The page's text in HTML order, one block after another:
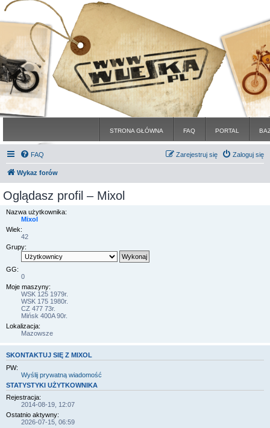
STRONA GŁÓWNA FAQ PORTAL
FAQ Zaloguj się
Zarejestruj się
Wykaz forów
Oglądasz profil – Mixol
Nazwa użytkownika:
Mixol
Wiek:
42
Grupy:
GG:
0
Moje maszyny:
WSK 125 1979r.
WSK 175 1980r.
CZ 477 73r.
Mińsk 400A 90r.
Lokalizacja:
Mazowsze
SKONTAKTUJ SIĘ Z MIXOL
PW:
Wyślij prywatną wiadomość
STATYSTYKI UŻYTKOWNIKA
Rejestracja:
2014-08-19, 12:07
Ostatnio aktywny:
2026-07-15, 06:59